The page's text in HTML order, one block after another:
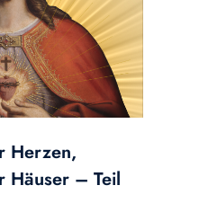
Herzen,
Häuser – Teil